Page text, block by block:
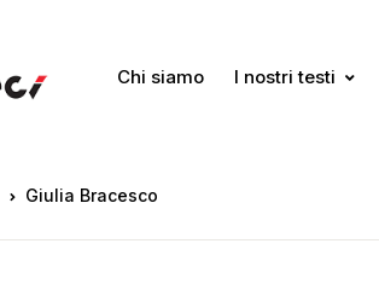
Chi siamo I nostri testi
Giulia Bracesco